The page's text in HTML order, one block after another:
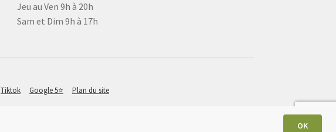
Jeu au Ven 9h à 20h
Sam et Dim 9h à 17h
Tiktok Google 5⭐ Plan du site
OK